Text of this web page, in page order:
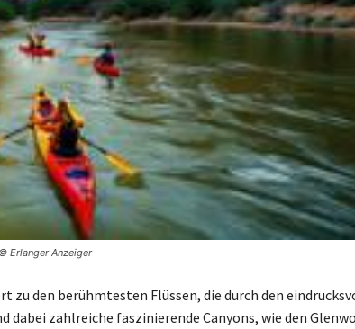
Erlanger Anzeiger
zu den berühmtesten Flüssen, die durch den
dabei zahlreiche faszinierende Canyons, wie den